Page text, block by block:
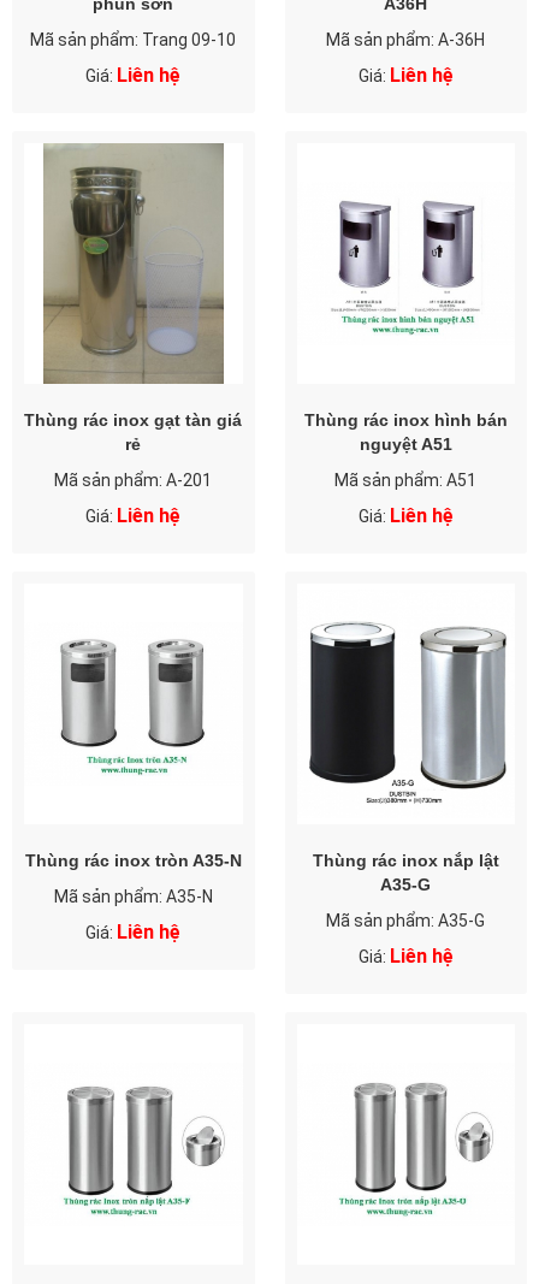
phun sơn
Mã sản phẩm: Trang 09-10
Giá: Liên hệ
A36H
Mã sản phẩm: A-36H
Giá: Liên hệ
Thùng rác inox gạt tàn giá
rẻ
Mã sản phẩm: A-201
Giá: Liên hệ
Thùng rác inox hình bán
nguyệt A51
Mã sản phẩm: A51
Giá: Liên hệ
Thùng rác inox tròn A35-N
Mã sản phẩm: A35-N
Giá: Liên hệ
Thùng rác inox nắp lật
A35-G
Mã sản phẩm: A35-G
Giá: Liên hệ